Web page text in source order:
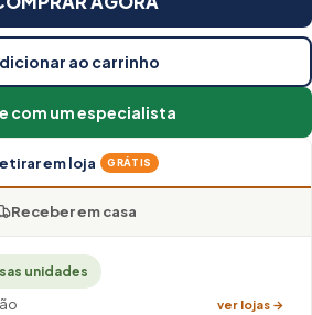
ao carrinho
com um especialista
em loja GRÁTIS
Receber em casa
unidades
ver lojas →